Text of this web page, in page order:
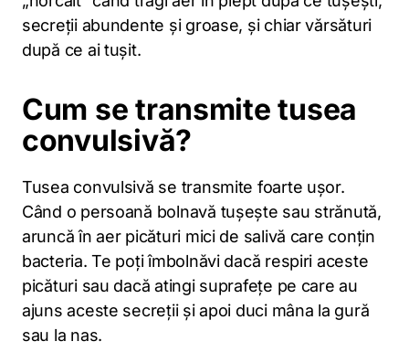
secreții abundente și groase, și chiar vărsături
după ce ai tușit.
Cum se transmite tusea
convulsivă?
Tusea convulsivă se transmite foarte ușor.
Când o persoană bolnavă tușește sau strănută,
aruncă în aer picături mici de salivă care conțin
bacteria. Te poți îmbolnăvi dacă respiri aceste
picături sau dacă atingi suprafețe pe care au
ajuns aceste secreții și apoi duci mâna la gură
sau la nas.